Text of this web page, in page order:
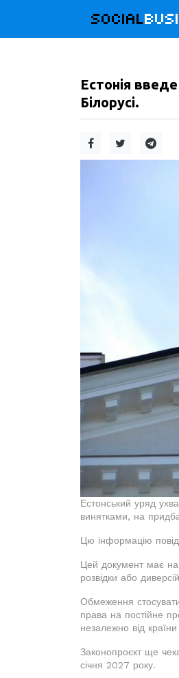
SOCIAL
Естонія
Білорусі.
Естонський уряд
винятками, на
Цю інформацію
Цей документ має на
розвідки або
Обмеження
права на постійне
незалежно від країни
Законопроєкт ще
січня 2027 року.